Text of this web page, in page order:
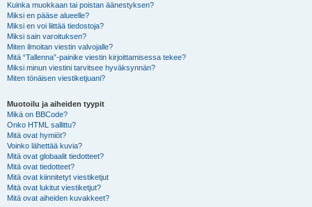
Kuinka muokkaan tai poistan äänestyksen?
Miksi en pääse alueelle?
Miksi en voi liittää tiedostoja?
Miksi sain varoituksen?
Miten ilmoitan viestin valvojalle?
Mitä “Tallenna”-painike viestin kirjoittamisessa tekee?
Miksi minun viestini tarvitsee hyväksynnän?
Miten tönäisen viestiketjuani?
Muotoilu ja aiheiden tyypit
Mikä on BBCode?
Onko HTML sallittu?
Mitä ovat hymiöt?
Voinko lähettää kuvia?
Mitä ovat globaalit tiedotteet?
Mitä ovat tiedotteet?
Mitä ovat kiinnitetyt viestiketjut
Mitä ovat lukitut viestiketjut?
Mitä ovat aiheiden kuvakkeet?